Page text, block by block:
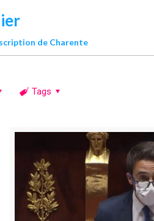
de Charente
Tags